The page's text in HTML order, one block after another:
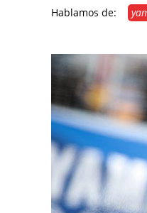
Hablamos de: